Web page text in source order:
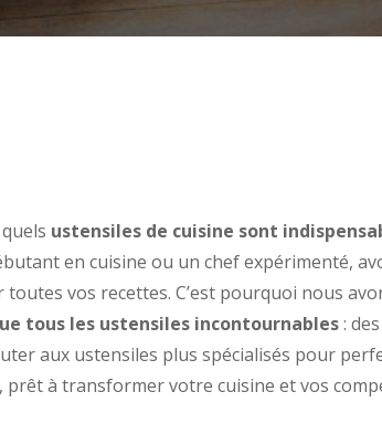
ustensiles de cuisine sont
en cuisine ou un chef expérimenté,
vos recettes. C’est pourquoi nous
tous les ustensiles incontournables:
aux ustensiles plus spécialisés pour
prêt à transformer votre cuisine et vos